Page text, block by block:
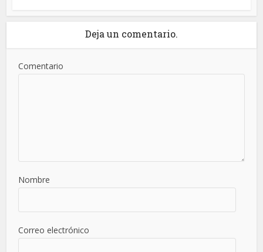
Deja un comentario.
Comentario
Nombre
Correo electrónico